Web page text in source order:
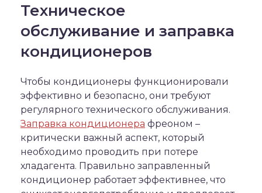
Техническое
обслуживание и заправка
кондиционеров
Чтобы кондиционеры функционировали
эффективно и безопасно, они требуют
регулярного технического обслуживания.
Заправка кондиционера фреоном –
критически важный аспект, который
необходимо проводить при потере
хладагента. Правильно заправленный
кондиционер работает эффективнее, что